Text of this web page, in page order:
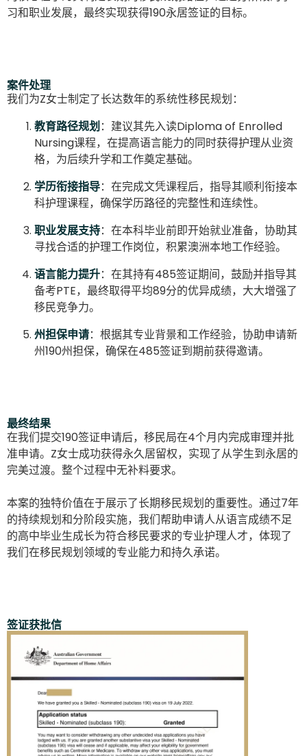
习和职业发展，最终实现获得190永居签证的目标。
案件处理
我们为Z女士制定了长达数年的系统性移民规划：
教育路径规划 ：建议其先入读Diploma of Enrolled
Nursing课程，在提高语言能力的同时获得护理从业资
格，为后续升学和工作奠定基础。
学历衔接指导：在完成文凭课程后，指导其顺利衔接本
科护理课程，确保学历路径的完整性和连续性。
职业发展支持：在本科毕业前即开始就业准备，协助其
寻找合适的护理工作岗位，积累澳洲本地工作经验。
语言能力提升：在其持有485签证期间，鼓励并指导其
备考PTE，最终取得平均89分的优异成绩，大大增强了
移民竞争力。
州担保申请：根据其专业背景和工作经验，协助申请新
州190州担保，确保在485签证到期前获得邀请。
最终结果
在我们提交190签证申请后，移民局在4个月内完成审理并批
准申请。Z女士成功获得永久居留权，实现了从学生到永居的
完美过渡。整个过程中无补料要求。
本案的独特价值在于展示了长期移民规划的重要性。通过7年
的持续规划和分阶段实施，我们帮助申请人从语言成绩不足
的高中毕业生成长为符合移民要求的专业护理人才，体现了
我们在移民规划领域的专业能力和持久承诺。
签证获批信